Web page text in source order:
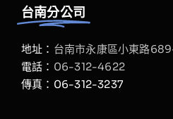
台南分公司
地址： 台南市永康區小東路
電話： 06-312-4622
傳真：06-312-3237